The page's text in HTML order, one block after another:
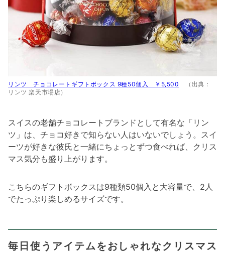
リンツ チョコレートギフトボックス 9種50個入 ￥5,500
（出典：
リンツ 楽天市場店）
スイスの老舗チョコレートブランドとして有名な「リン
ツ」は、チョコ好きで知らない人はいないでしょう。スイ
ーツが好きな彼氏と一緒にちょっとずつ食べれば、クリス
マス気分も盛り上がります。
こちらのギフトボックスは9種類50個入と大容量で、2人
でたっぷり楽しめるサイズです。
毎日使うアイテムをおしゃれなクリスマス